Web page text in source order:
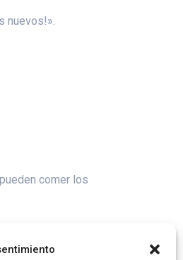
nuevos!».
comer los